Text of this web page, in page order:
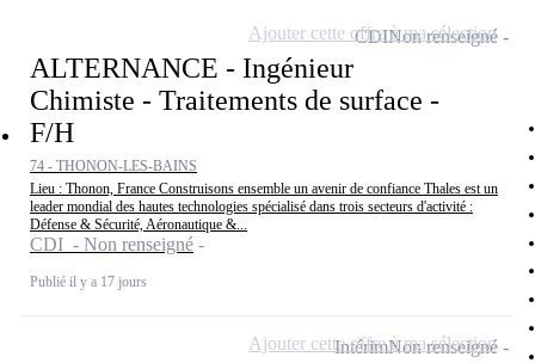
ALTERNANCE - Ingénieur
Chimiste - Traitements de surface -
F/H
74 - THONON-LES-BAINS
Lieu : Thonon, France Construisons ensemble un avenir de confiance Thales est un
leader mondial des hautes technologies spécialisé dans trois secteurs d'activité :
Défense & Sécurité, Aéronautique &...
CDI - Non renseigné
Publié il y a 17 jours
CDINon renseigné
Ajouter cette offre à ma sélection
IntérimNon renseigné
Ajouter cette offre à ma sélection